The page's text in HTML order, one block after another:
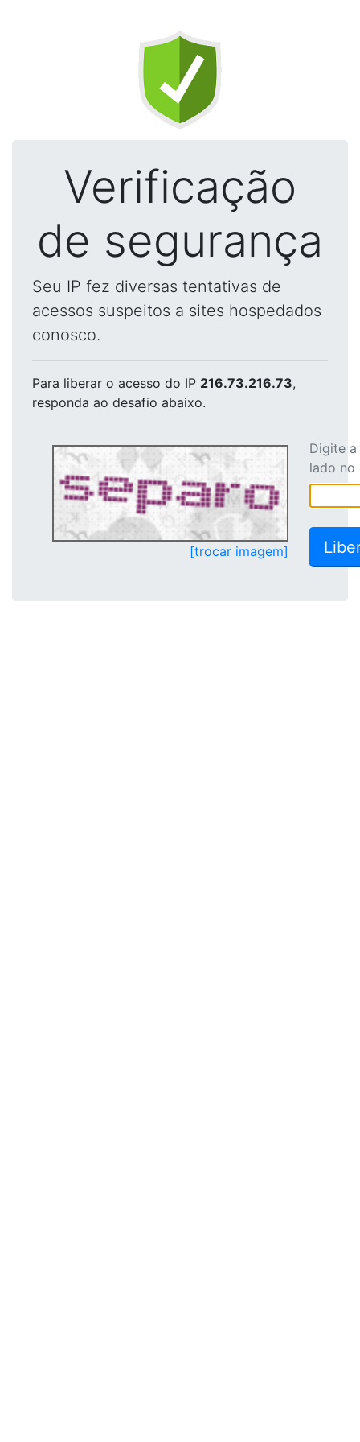
Verificação
de segurança
Seu IP fez diversas tentativas de
acessos suspeitos a sites hospedados
conosco.
Para liberar o acesso do IP 216.73.216.73,
responda ao desafio abaixo.
[trocar imagem]
Digite
lado no